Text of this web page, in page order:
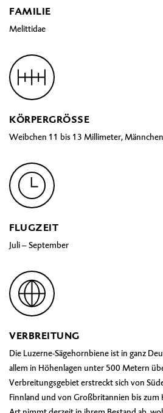
FAMILIE
Melittidae
KÖRPERGRÖSSE
Weibchen 11 bis 13 Millimeter,
FLUGZEIT
Juli – September
VERBREITUNG
Die Luzerne-Sägehornbiene ist in ganz
allem in Höhenlagen unter 500 Metern
Verbreitungsgebiet erstreckt sich von
Finnland und von Großbritannien bis zum